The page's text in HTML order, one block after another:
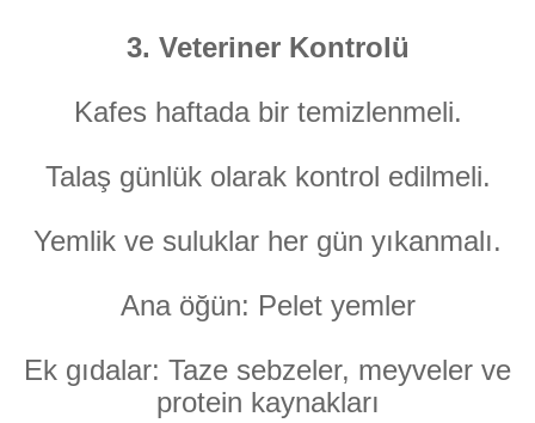
3. Veteriner Kontrolü
Kafes haftada bir temizlenmeli.
Talaş günlük olarak kontrol edilmeli.
Yemlik ve suluklar her gün yıkanmalı.
Ana öğün: Pelet yemler
Ek gıdalar: Taze sebzeler, meyveler ve
protein kaynakları